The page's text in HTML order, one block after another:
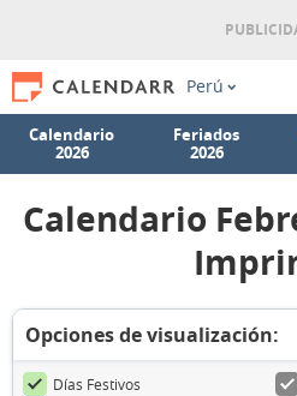
Perú
Calendario
2026
Feriados
2026
Calendario
Opciones de visualización:
Días Festivos